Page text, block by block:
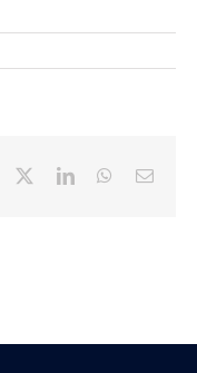
Facebook LinkedInWhatsApp
Correo